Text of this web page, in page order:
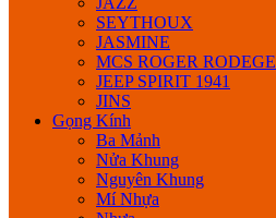
SEYTHOUX
JASMINE
MCS ROGER RODEGE
JEEP SPIRIT 1941
JINS
Gọng Kính
Ba Mảnh
Nửa Khung
Nguyên Khung
Mí Nhựa